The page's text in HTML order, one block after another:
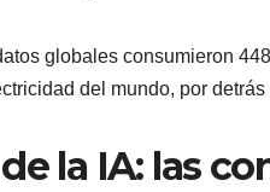
globales consumieron
del mundo, por
la IA: las